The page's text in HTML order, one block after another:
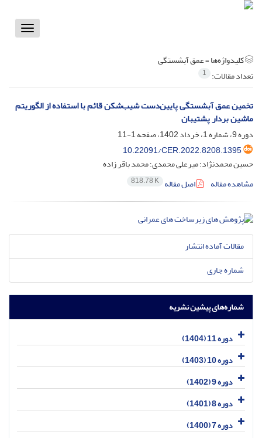
Toggle
کلیدواژه‌ها =عمق آبشستگی
تعداد مقالات: 1
تخمین عمق آبشستگی پایین‌دست شیب‌شکن قائم با استفاده از الگوریتم
ماشین بردار پشتیبان
دوره 9، شماره 1، خرداد 1402، صفحه
1-11
10.22091/CER.2022.8208.1395
حسین محمدنژاد؛ میرعلی محمدی؛ محمد باقر زاده
مشاهده مقاله
اصل مقاله 818.78 K
مقالات آماده انتشار
شماره جاری
شماره‌های پیشین نشریه
دوره 11 (1404)
دوره 10 (1403)
دوره 9 (1402)
دوره 8 (1401)
دوره 7 (1400)